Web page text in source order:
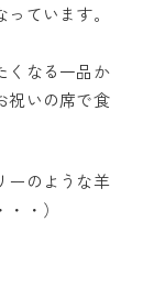
ています。
くなる一品か
祝いの席で食
ーのような羊
・）